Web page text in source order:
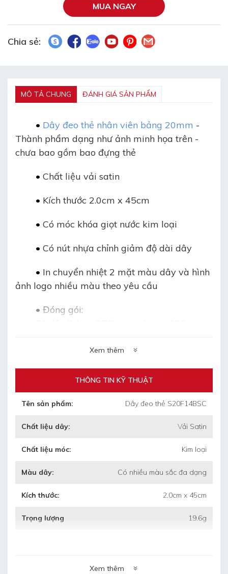
MUA NGAY
Chia sẻ:
MÔ TẢ CHUNG ĐÁNH GIÁ SẢN PHẨM
• Dây đeo thẻ nhân viên bảng 20mm -
Thành phẩm dạng như ảnh minh họa trên -
chưa bao gồm bao đựng thẻ
• Chất liệu vải satin
• Kích thước 2.0cm x 45cm
• Có móc khóa giọt nước kim loại
• Có nút nhựa chỉnh giảm độ dài dây
• In chuyển nhiệt 2 mặt màu dây và hình
ảnh logo nhiều màu theo yêu cầu
• Đóng gói:
+ Trọng lượng 1 thùng: 20.6kg
(dài/rộng/cao)
mẫu
• Bảo hành: 3 tháng khi chưa sử dụng mà
bị hỏng
• Bảo quản: lưu kho nơi khô ráo, thoáng
Xem thêm
THÔNG TIN KỸ THUẬT
Tên sản phẩm: Dây đeo thẻ S20F14BSC
Chất liệu dây: Vải Satin
Chất liệu móc: Kim loại
Màu dây: Có nhiều màu sắc đa dạng
Kích thước: 2.0cm x 45cm
Trọng lượng 19.6g
Xem thêm